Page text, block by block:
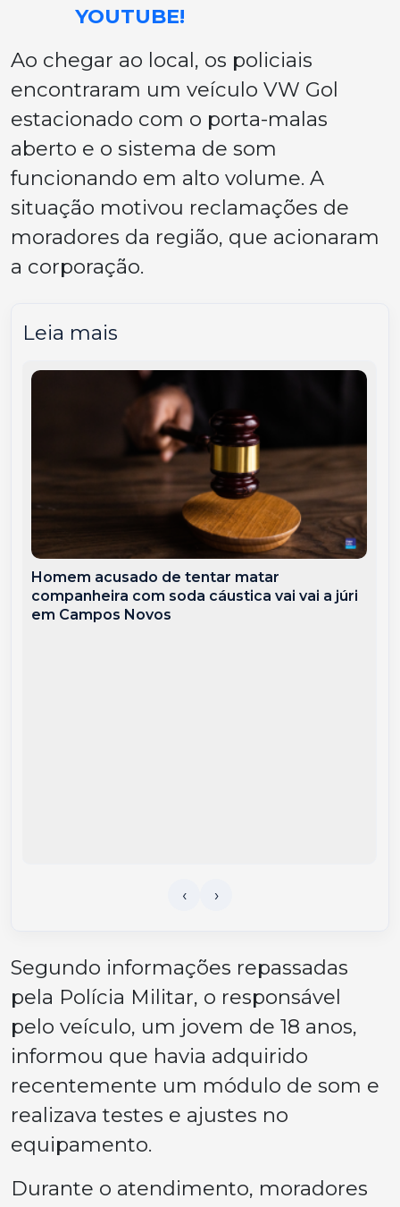
YOUTUBE!
Ao chegar ao local, os policiais
encontraram um veículo VW Gol
estacionado com o porta-malas
aberto e o sistema de som
funcionando em alto volume. A
situação motivou reclamações de
moradores da região, que acionaram
a corporação.
Leia mais
Homem acusado de tentar matar
companheira com soda cáustica vai vai a júri
em Campos Novos
Segundo informações repassadas
pela Polícia Militar, o responsável
pelo veículo, um jovem de 18 anos,
informou que havia adquirido
recentemente um módulo de som e
realizava testes e ajustes no
equipamento.
Durante o atendimento, moradores